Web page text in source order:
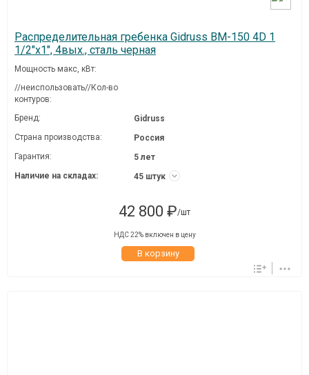
Распределительная гребенка Gidruss BM-150 4D 1
1/2"х1", 4вых., сталь черная
Мощность макс, кВт:
//неиспользовать//Кол-во
контуров:
Бренд:
Gidruss
Страна производства:
Россия
Гарантия:
5 лет
Наличие на складах:
45 штук
42 800 ₽/шт
НДС 22% включен в цену
В корзину